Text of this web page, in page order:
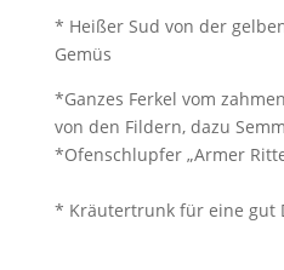
* Heißer Sud von der
Gemüs
*Ganzes Ferkel vom
von den Fildern, dazu
*Ofenschlupfer „Armer
* Kräutertrunk für eine gut